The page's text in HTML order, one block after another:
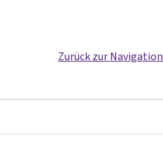
Zurück zur Navigation